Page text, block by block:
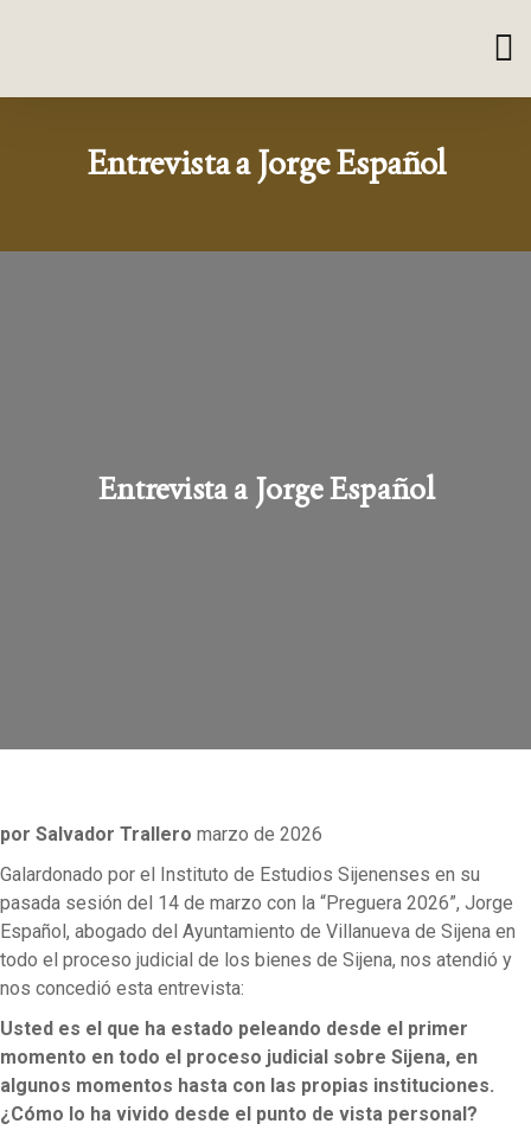
Entrevista a Jorge Español
Entrevista a Jorge Español
por Salvador Trallero marzo de 2026
Galardonado por el Instituto de Estudios Sijenenses en su
pasada sesión del 14 de marzo con la “Preguera 2026”, Jorge
Español, abogado del Ayuntamiento de Villanueva de Sijena en
todo el proceso judicial de los bienes de Sijena, nos atendió y
nos concedió esta entrevista:
Usted es el que ha estado peleando desde el primer
momento en todo el proceso judicial sobre Sijena, en
algunos momentos hasta con las propias instituciones.
¿Cómo lo ha vivido desde el punto de vista personal?